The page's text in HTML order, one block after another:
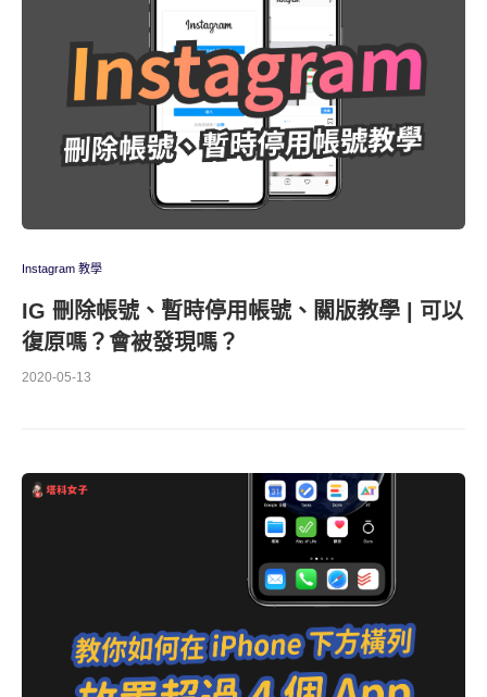
Instagram 教學
IG 刪除帳號、暫時停用帳號、關版教學 | 可以
復原嗎？會被發現嗎？
2020-05-13